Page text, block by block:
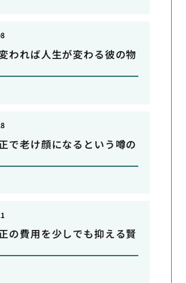
われば人生が変わる彼の物
で老け顔になるという噂の
の費用を少しでも抑える賢